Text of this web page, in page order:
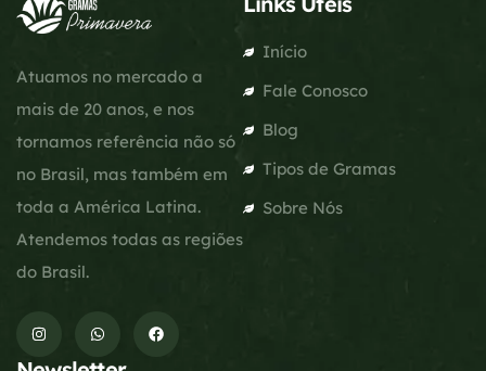
Atuamos no mercado a
mais de 20 anos, e nos
tornamos referência não só
no Brasil, mas também em
toda a América Latina.
Atendemos todas as regiões
do Brasil.
Início
Fale Conosco
Blog
Tipos de Gramas
Sobre Nós